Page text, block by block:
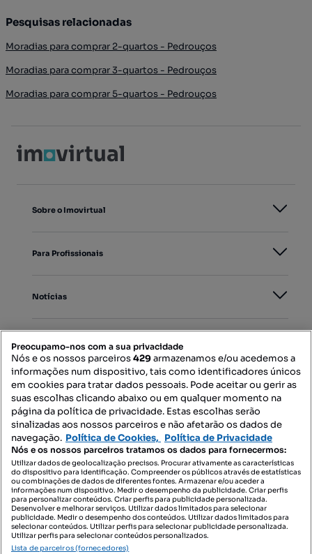
Pesquisas relacionadas
Moradias para comprar 2-quartos - Pedrouços
Moradias para comprar 3-quartos - Pedrouços
Moradias para comprar 5-quartos - Pedrouços
Sobre o Imovirtual
Para Profissionais
Notícias
Mapa do Site
Contacte-nos
SIGA-NOS:
DESCARREGAR NA:
Preocupamo-nos com a sua privacidade
Nós e os nossos parceiros429armazenamos e/ou acedemos a
informações num dispositivo, tais como identificadores únicos
em cookies para tratar dados pessoais. Pode aceitar ou gerir as
suas escolhas clicando abaixo ou em qualquer momento na
página da política de privacidade. Estas escolhas serão
sinalizadas aos nossos parceiros e não afetarão os dados de
navegação. Política de Cookies, Política de Privacidade
Nós e os nossos parceiros tratamos os dados para fornecermos:
Utilizar dados de geolocalização precisos. Procurar ativamente as características
do dispositivo para identificação. Compreender os públicos através de estatísticas
ou combinações de dados de diferentes fontes. Armazenar e/ou aceder a
informações num dispositivo. Medir o desempenho da publicidade. Criar perfis
para personalizar conteúdos. Criar perfis para publicidade personalizada.
Desenvolver e melhorar serviços. Utilizar dados limitados para selecionar
publicidade. Medir o desempenho dos conteúdos. Utilizar dados limitados para
selecionar conteúdos. Utilizar perfis para selecionar publicidade personalizada.
Utilizar perfis para selecionar conteúdos personalizados.
Lista de parceiros (fornecedores)